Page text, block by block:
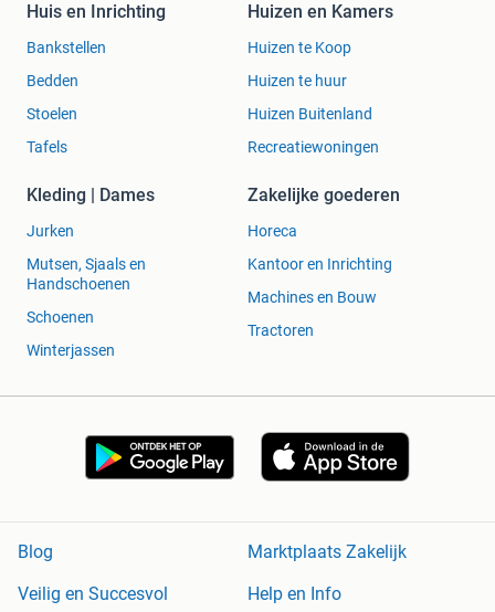
Huis en Inrichting
Bankstellen
Bedden
Stoelen
Tafels
Huizen en Kamers
Huizen te Koop
Huizen te huur
Huizen Buitenland
Recreatiewoningen
Kleding | Dames
Jurken
Mutsen, Sjaals en
Handschoenen
Schoenen
Winterjassen
Zakelijke goederen
Horeca
Kantoor en Inrichting
Machines en Bouw
Tractoren
Blog
Marktplaats Zakelijk
Veilig en Succesvol
Help en Info